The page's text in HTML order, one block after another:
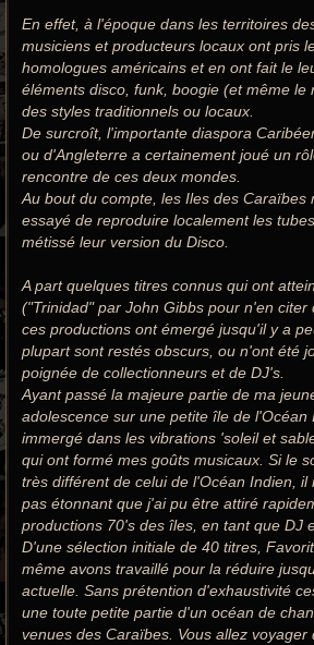
En effet, à l'époque dans les territoires
musiciens et producteurs locaux ont pris
homologues américains et en ont fait le
éléments disco, funk, boogie (et même le
des styles traditionnels ou locaux.
De surcroît, l'importante diaspora
ou d'Angleterre a certainement joué un
rencontre de ces deux mondes.
Au bout du compte, les Iles des Caraïbes
essayé de reproduire localement les
métissé leur version du Disco.
A part quelques titres connus qui ont
("Trinidad" par John Gibbs pour n'en
ces productions ont émergé jusqu'il y a
plupart sont restés obscurs, ou n'ont été
poignée de collectionneurs et de DJ's.
Ayant passé la majeure partie de ma
adolescence sur une petite île de l'Océan
immergé dans les vibrations 'soleil et
qui ont formé mes goûts musicaux. Si le
très différent de celui de l'Océan Indien, il
pas étonnant que j'ai pu être attiré
productions 70's des îles, en tant que DJ
D'une sélection initiale de 40 titres,
même avons travaillé pour la réduire
actuelle. Sans prétention d'exhaustivité
une toute petite partie d'un océan de
venues des Caraïbes. Vous allez